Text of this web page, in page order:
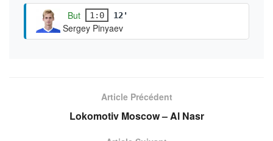
But 1:0 12'
Sergey Pinyaev
Article Précédent
Lokomotiv Moscow – Al Nasr